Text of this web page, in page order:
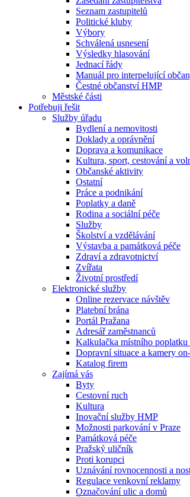
Seznam zastupitelů
Politické kluby
Výbory
Schválená usnesení
Výsledky hlasování
Jednací řády
Manuál pro interpelující
Čestné občanství HMP
Městské části
Potřebuji řešit
Služby úřadu
Bydlení a nemovitosti
Doklady a oprávnění
Doprava a komunikace
Kultura, sport, cestování a
Občanské aktivity
Ostatní
Práce a podnikání
Poplatky a daně
Rodina a sociální péče
Služby
Školství a vzdělávání
Výstavba a památková péče
Zdraví a zdravotnictví
Zvířata
Životní prostředí
Elektronické služby
Online rezervace návštěv
Platební brána
Portál Pražana
Adresář zaměstnanců
Kalkulačka místního poplatku
Dopravní situace a kamery
Katalog firem
Zajímá vás
Byty
Cestovní ruch
Kultura
Inovační služby HMP
Možnosti parkování v Praze
Památková péče
Pražský uličník
Proti korupci
Uznávání rovnocennosti a
Regulace venkovní reklamy
Označování ulic a domů